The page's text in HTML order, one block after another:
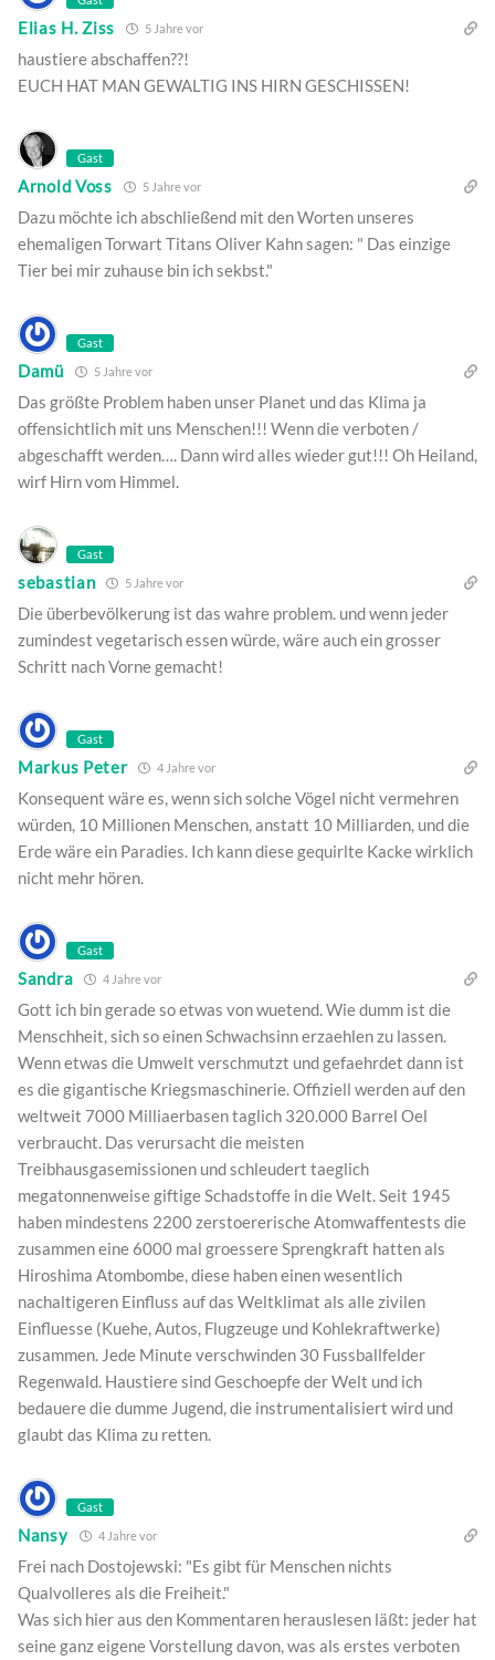
Elias H. Ziss 5 Jahre vor
haustiere abschaffen??!
EUCH HAT MAN GEWALTIG INS HIRN GESCHISSEN!
Gast
Arnold Voss 5 Jahre vor
Dazu möchte ich abschließend mit den Worten unseres
ehemaligen Torwart Titans Oliver Kahn sagen: " Das einzige
Tier bei mir zuhause bin ich sekbst."
Gast
Damü 5 Jahre vor
Das größte Problem haben unser Planet und das Klima ja
offensichtlich mit uns Menschen!!! Wenn die verboten /
abgeschafft werden…. Dann wird alles wieder gut!!! Oh Heiland,
wirf Hirn vom Himmel.
Gast
sebastian 5 Jahre vor
Die überbevölkerung ist das wahre problem. und wenn jeder
zumindest vegetarisch essen würde, wäre auch ein grosser
Schritt nach Vorne gemacht!
Gast
Markus Peter 4 Jahre vor
Konsequent wäre es, wenn sich solche Vögel nicht vermehren
würden, 10 Millionen Menschen, anstatt 10 Milliarden, und die
Erde wäre ein Paradies. Ich kann diese gequirlte Kacke wirklich
nicht mehr hören.
Gast
Sandra 4 Jahre vor
Gott ich bin gerade so etwas von wuetend. Wie dumm ist die
Menschheit, sich so einen Schwachsinn erzaehlen zu lassen.
Wenn etwas die Umwelt verschmutzt und gefaehrdet dann ist
es die gigantische Kriegsmaschinerie. Offiziell werden auf den
weltweit 7000 Milliaerbasen taglich 320.000 Barrel Oel
verbraucht. Das verursacht die meisten
Treibhausgasemissionen und schleudert taeglich
megatonnenweise giftige Schadstoffe in die Welt. Seit 1945
haben mindestens 2200 zerstoererische Atomwaffentests die
zusammen eine 6000 mal groessere Sprengkraft hatten als
Hiroshima Atombombe, diese haben einen wesentlich
nachaltigeren Einfluss auf das Weltklimat als alle zivilen
Einfluesse (Kuehe, Autos, Flugzeuge und Kohlekraftwerke)
zusammen. Jede Minute verschwinden 30 Fussballfelder
Regenwald. Haustiere sind Geschoepfe der Welt und ich
bedauere die dumme Jugend, die instrumentalisiert wird und
glaubt das Klima zu retten.
Gast
Nansy 4 Jahre vor
Frei nach Dostojewski: "Es gibt für Menschen nichts
Qualvolleres als die Freiheit."
Was sich hier aus den Kommentaren herauslesen läßt: jeder hat
seine ganz eigene Vorstellung davon, was als erstes verboten